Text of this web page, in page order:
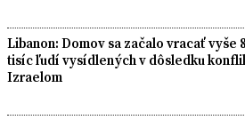
Libanon: Domov sa začalo vracať vyše
tisíc ľudí vysídlených v dôsledku
Izraelom